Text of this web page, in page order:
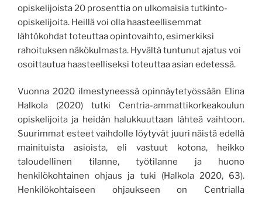
opiskelijoista 20 prosenttia on ulkomaisia tutkinto-
opiskelijoita. Heillä voi olla haasteellisemmat
lähtökohdat toteuttaa opintovaihto, esimerkiksi
rahoituksen näkökulmasta. Hyvältä tuntunut ajatus voi
osoittautua haasteelliseksi toteuttaa asian edetessä.
Vuonna 2020 ilmestyneessä opinnäytetyössään Elina
Halkola (2020) tutki Centria-ammattikorkeakoulun
opiskelijoita ja heidän halukkuuttaan lähteä vaihtoon.
Suurimmat esteet vaihdolle löytyvät juuri näistä edellä
mainituista asioista, eli vastuut kotona, heikko
taloudellinen tilanne, työtilanne ja huono
henkilökohtainen ohjaus ja tuki (Halkola 2020, 63).
Henkilökohtaiseen ohjaukseen on Centrialla